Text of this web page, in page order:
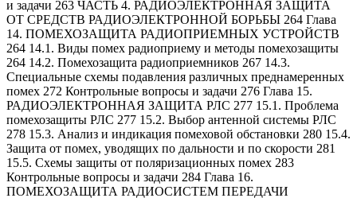
и задачи 263 ЧАСТЬ 4. РАДИОЭЛЕКТРОННАЯ ЗАЩИТА
ОТ СРЕДСТВ РАДИОЭЛЕКТРОННОЙ БОРЬБЫ 264 Глава
14. ПОМЕХОЗАЩИТА РАДИОПРИЕМНЫХ УСТРОЙСТВ
264 14.1. Виды помех радиоприему и методы помехозащиты
264 14.2. Помехозащита радиоприемников 267 14.3.
Специальные схемы подавления различных преднамеренных
помех 272 Контрольные вопросы и задачи 276 Глава 15.
РАДИОЭЛЕКТРОННАЯ ЗАЩИТА РЛС 277 15.1. Проблема
помехозащиты РЛС 277 15.2. Выбор антенной системы РЛС
278 15.3. Анализ и индикация помеховой обстановки 280 15.4.
Защита от помех, уводящих по дальности и по скорости 281
15.5. Схемы защиты от поляризационных помех 283
Контрольные вопросы и задачи 284 Глава 16.
ПОМЕХОЗАЩИТА РАДИОСИСТЕМ ПЕРЕДАЧИ